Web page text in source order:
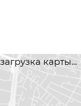
загрузка карты...